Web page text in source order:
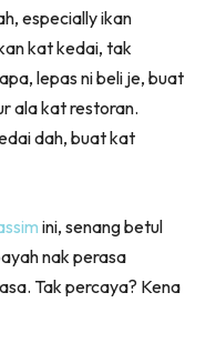
especially ikan
kat kedai, tak
lepas ni beli je, buat
ala kat restoran.
dah, buat kat
ini, senang betul
nak perasa
Tak percaya? Kena